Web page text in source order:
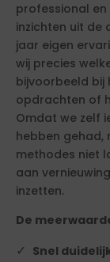
professional
inzichten uit de
jaar eigen
wij precies
bijvoorbeeld bij
opdrachten of
Omdat we zelf
hebben gehad,
methodes niet
aan
inzetten.
De
Snel